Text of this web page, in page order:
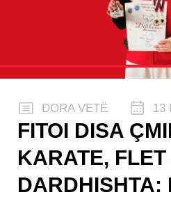
DORA VETË 13
FITOI DISA
KARATE,
DARDHISHTA: